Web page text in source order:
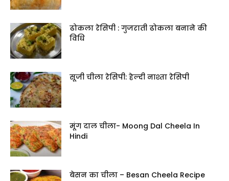
ढोकला रेसिपी : गुजराती ढोकला बनाने की
विधि
सूजी चीला रेसिपी: हेल्दी नाश्ता रेसिपी
मूंग दाल चीला- Moong Dal Cheela In
Hindi
बेसन का चीला – Besan Cheela Recipe